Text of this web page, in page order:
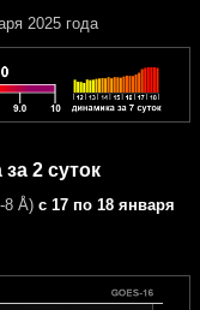
2025 года
2 суток
8 Å) с 17 по 18 января